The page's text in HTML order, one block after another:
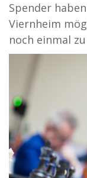
Spender
Viernheim
noch einmal